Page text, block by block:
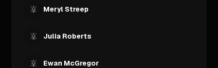
Meryl Streep
Julia Roberts
Ewan McGregor